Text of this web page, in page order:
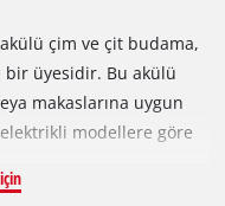
akülü çim ve çit budama,
bir üyesidir. Bu akülü
makaslarına uygun
modellere göre
inceltmek için ideal bir